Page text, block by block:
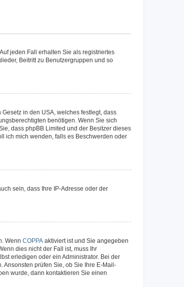
jeden Fall erhalten Sie als registriertes
Beitritt zu Benutzergruppen und so
in den USA, welches festlegt, dass
benötigen. Wenn Sie sich
dass phpBB Limited und der Besitzer dieses
ich mich wenden, falls es Beschwerden oder
sein, dass Ihre IP-Adresse oder der
Wenn COPPA aktiviert ist und Sie angegeben
dies nicht der Fall ist, muss Ihr
erledigen oder ein Administrator. Bei der
Ansonsten prüfen Sie, ob Sie Ihre E-Mail-
wurde, dann kontaktieren Sie einen